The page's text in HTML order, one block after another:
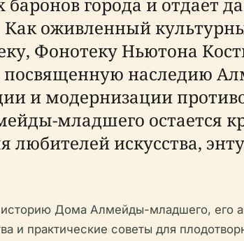
оживленный
Фонотеку Ньютона
посвященную наследию
и модернизации
младшего остается
искусства,
Дома Алмейды-младшего, его
и практические советы для